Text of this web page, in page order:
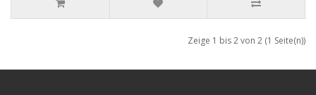
Zeige 1 bis 2 von 2 (1 Seite(n))